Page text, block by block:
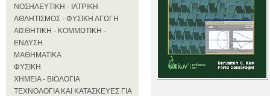
ΝΟΣΗΛΕΥΤΙΚΗ - ΙΑΤΡΙΚΗ
ΑΘΛΗΤΙΣΜΟΣ - ΦΥΣΙΚΗ ΑΓΩΓΗ
ΑΙΣΘΗΤΙΚΗ - ΚΟΜΜΩΤΙΚΗ -
ΕΝΔΥΣΗ
ΜΑΘΗΜΑΤΙΚΑ
ΦΥΣΙΚΗ
ΧΗΜΕΙΑ - ΒΙΟΛΟΓΙΑ
ΤΕΧΝΟΛΟΓΙΑ ΚΑΙ ΚΑΤΑΣΚΕΥΕΣ ΓΙΑ